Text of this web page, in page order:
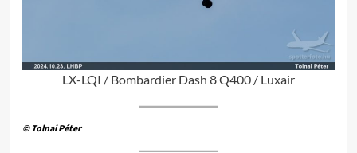
LX-LQI / Bombardier Dash 8 Q400 / Luxair
© Tolnai Péter